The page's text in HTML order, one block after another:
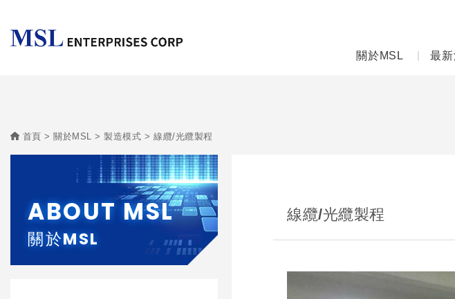
關於MSL 最新
首頁 關於MSL 製造模式 線纜/光纜製程
ABOUT MSL
關於MSL
線纜/光纜製程